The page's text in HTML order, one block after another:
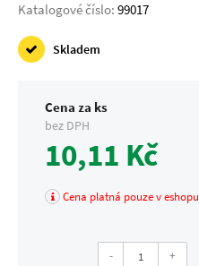
Katalogové číslo: 99017
Skladem
Cena za ks
bez DPH
10,11 Kč
Cena platná pouze v eshopu
- +